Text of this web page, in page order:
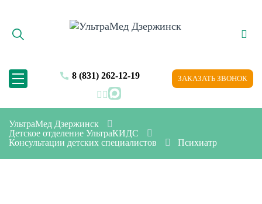
8 (831) 262-12-19
MAX
ЗАКАЗАТЬ ЗВОНОК
УльтраМед Дзержинск
Детское отделение УльтраКИДС
Консультации детских специалистов
Психиатр